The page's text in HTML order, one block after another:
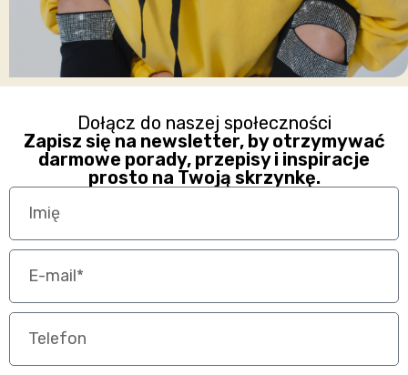
Dołącz do naszej społeczności
Zapisz się na newsletter, by otrzymywać
darmowe porady, przepisy i inspiracje
prosto na Twoją skrzynkę.